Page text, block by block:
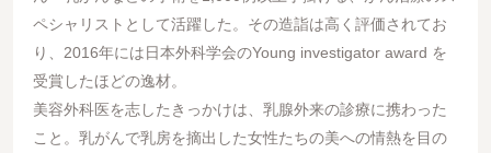
ペシャリストとして活躍した。その造詣は高く評価されてお
り、2016年には日本外科学会のYoung investigator award を
受賞したほどの逸材。
美容外科医を志したきっかけは、乳腺外来の診療に携わった
こと。乳がんで乳房を摘出した女性たちの美への情熱を目の